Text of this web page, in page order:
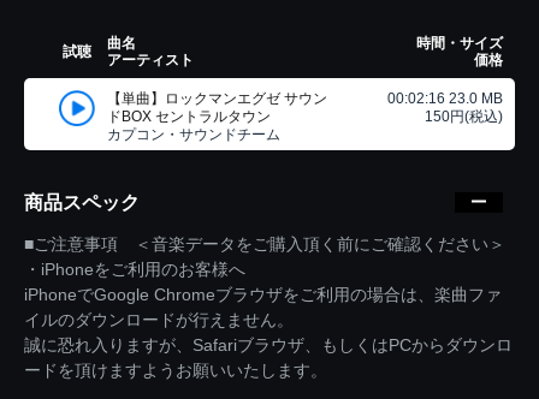
試聴
曲名
アーティスト
時間・サイズ
価格
【単曲】ロックマンエグゼ サウン
ドBOX セントラルタウン
カプコン・サウンドチーム
00:02:16 23.0 MB
150円(税込)
商品スペック
■ご注意事項 ＜音楽データをご購入頂く前にご確認ください＞
・iPhoneをご利用のお客様へ
iPhoneでGoogle Chromeブラウザをご利用の場合は、楽曲ファ
イルのダウンロードが行えません。
誠に恐れ入りますが、Safariブラウザ、もしくはPCからダウンロ
ードを頂けますようお願いいたします。